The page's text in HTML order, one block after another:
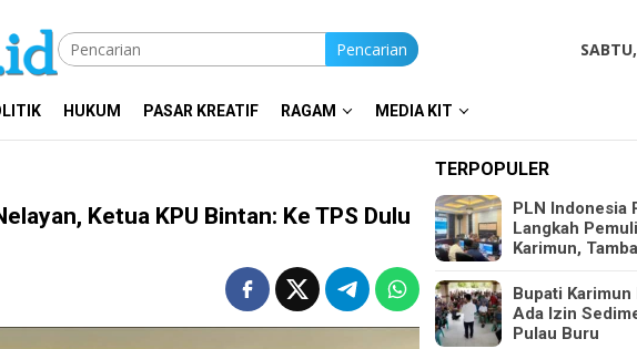
Pencarian
HUKUM PASAR KREATIF RAGAM MEDIA KIT
Ketua KPU Bintan: Ke TPS Dulu
TERPOPULER
PLN Indonesia
Langkah
Karimun,
Bupati
Ada Izin
Pulau Buru